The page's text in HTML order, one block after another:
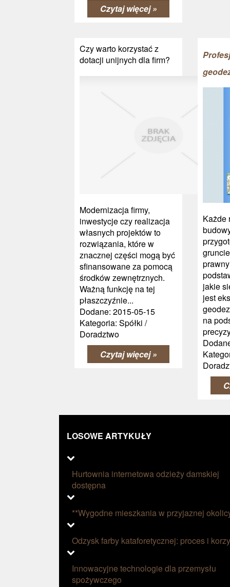
Czytaj więcej »
Czy warto korzystać z
dotacji unijnych dla firm?
Modernizacja firmy,
inwestycje czy realizacja
własnych projektów to
rozwiązania, które w
znacznej części mogą być
sfinansowane za pomocą
środków zewnętrznych.
Ważną funkcję na tej
płaszczyźnie...
Dodane: 2015-05-15
Kategoria: Spółki /
Doradztwo
Czytaj więcej »
Każde
jakie
jest
na
LOSOWE ARTYKUŁY
Hurtownia internetowa odzieży damskiej
dostępna
**Wygodne mieszkania w przyjaznej
Odzysk farby kataforetycznej: proces i
Innowacyjne technologie dla przemysłu
spożywczego